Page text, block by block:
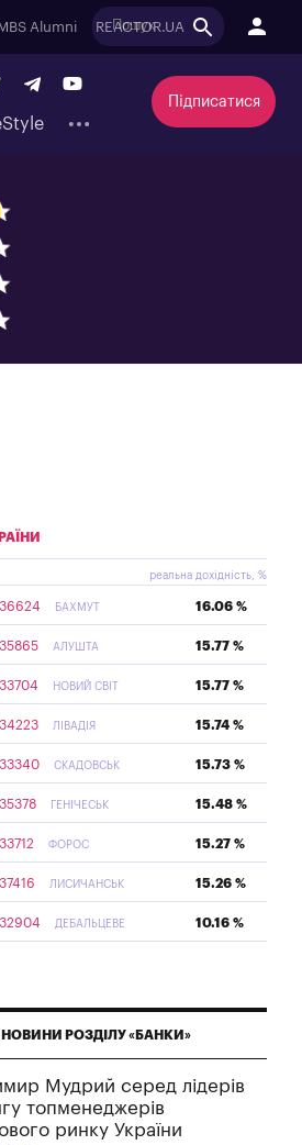
Alumni REACTOR.UA
Підписатися
реальна дохідність, %
БАХМУТ 16.06 %
АЛУШТА 15.77 %
НОВИЙ СВІТ 15.77 %
ЛІВАДІЯ 15.74 %
СКАДОВСЬК 15.73 %
ГЕНІЧЕСЬК 15.48 %
ФОРОС 15.27 %
ЛИСИЧАНСЬК 15.26 %
ДЕБАЛЬЦЕВЕ 10.16 %
НОВИНИ РОЗДІЛУ «БАНКИ»
Мудрий серед лідерів
топменеджерів
ринку України